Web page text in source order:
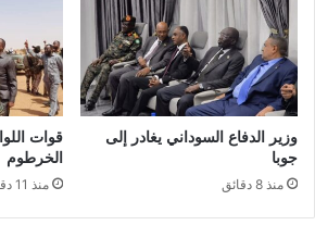
وزير الدفاع السوداني يغادر إلى
جوبا
منذ 8 دقائق
قوات
الخرطوم
منذ 11 دقيقة